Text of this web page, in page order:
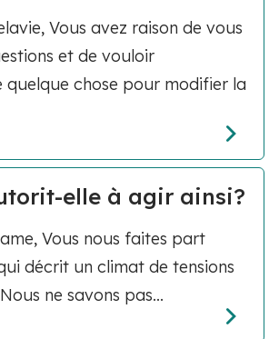
Vous avez raison de vous
et de vouloir
quelque chose pour modifier la
elle à agir ainsi?
Vous nous faites part
décrit un climat de tensions
ne savons pas...